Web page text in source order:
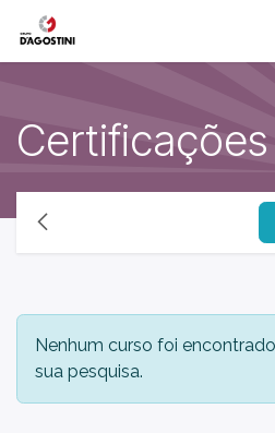
Pular para o conteúdo
Certificações
Nenhum curso foi
sua pesquisa.